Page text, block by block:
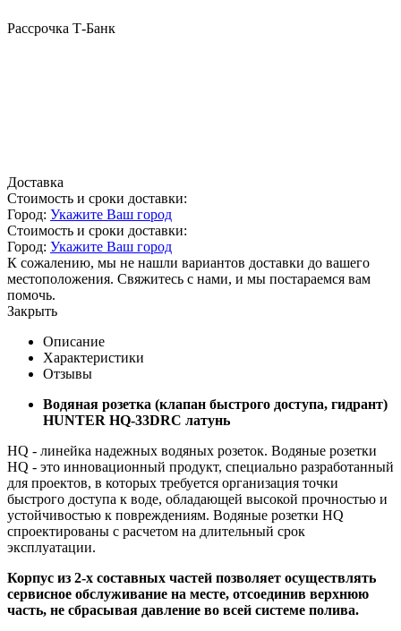
Рассрочка Т-Банк
Доставка
Стоимость и сроки доставки:
Город: Укажите Ваш город
Стоимость и сроки доставки:
Город: Укажите Ваш город
К сожалению, мы не нашли вариантов доставки до вашего
местоположения. Свяжитесь с нами, и мы постараемся вам
помочь.
Закрыть
Описание
Характеристики
Отзывы
Водяная розетка (клапан быстрого доступа, гидрант)
HUNTER HQ-33DRC латунь
HQ - линейка надежных водяных розеток. Водяные розетки
HQ - это инновационный продукт, специально разработанный
для проектов, в которых требуется организация точки
быстрого доступа к воде, обладающей высокой прочностью и
устойчивостью к повреждениям. Водяные розетки HQ
спроектированы с расчетом на длительный срок
эксплуатации.
Корпус из 2-х составных частей позволяет осуществлять
сервисное обслуживание на месте, отсоединив верхнюю
часть, не сбрасывая давление во всей системе полива.